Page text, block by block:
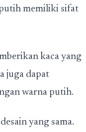
memiliki sifat
kaca yang
juga dapat
warna putih.
yang sama.